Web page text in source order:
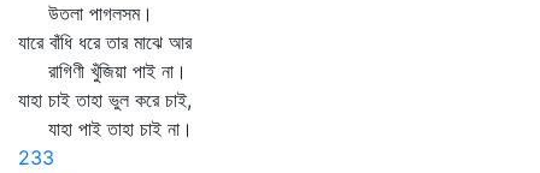
উতলা পাগলসম।
যারে বাঁধি ধরে তার মাঝে আর
রাগিণী খুঁজিয়া পাই না।
যাহা চাই তাহা ভুল করে চাই,
যাহা পাই তাহা চাই না।
233